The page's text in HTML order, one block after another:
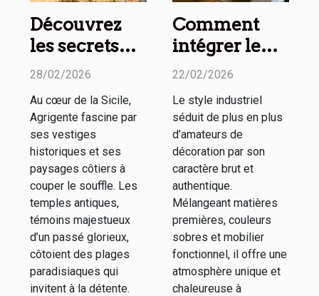
Découvrez
les secrets
des temples
plages
d'Agrigente
28/02/2026
Au cœur de la Sicile,
Agrigente fascine par
ses vestiges
historiques et ses
paysages côtiers à
couper le souffle. Les
temples antiques,
témoins majestueux
d’un passé glorieux,
côtoient des plages
paradisiaques qui
invitent à la détente.
Comment
intégrer le
style
dans votre
intérieur ?
22/02/2026
Le style industriel
séduit de plus en plus
d’amateurs de
décoration par son
caractère brut et
authentique.
Mélangeant matières
premières, couleurs
sobres et mobilier
fonctionnel, il offre une
atmosphère unique et
chaleureuse à